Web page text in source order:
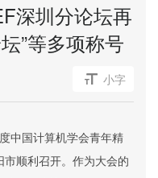
深圳分论坛再
”等多项称号
小字
中国计算机学会青年精
市顺利召开。作为大会的